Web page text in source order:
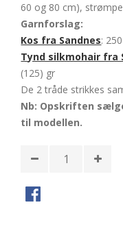
60 og 80 cm),
Garnforslag:
Kos fra Sandnes:
Tynd silkmohair fra
(125) gr
De 2 tråde strikkes
Nb: Opskriften
til modellen.